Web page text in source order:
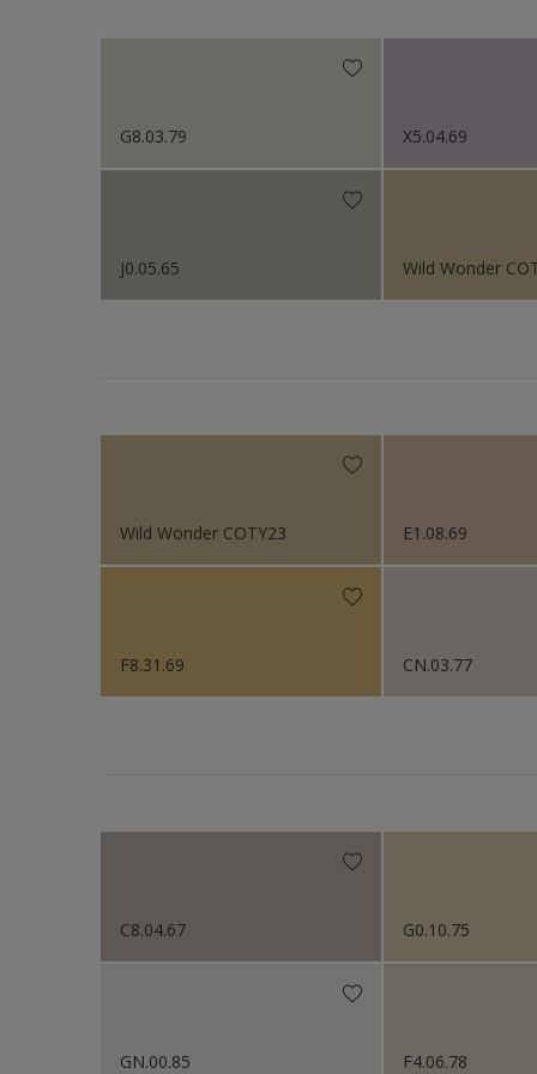
Color Selection Whites
Sikkens ACC to RAL
G8.03.79 X5.04.69
J0.05.65 Wild Wonder
Wild Wonder COTY23 E1.08.69
F8.31.69 CN.03.77
C8.04.67 G0.10.75
GN.00.85 F4.06.78